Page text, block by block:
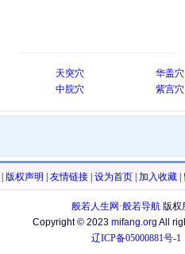
天突穴
中脘穴
华盖穴
紫宫穴
版权声明 友情链接 设为首页 加入收藏
般若人生网·般若导航版权
Copyright © 2023 mifang.org All
辽ICP备05000881号-1